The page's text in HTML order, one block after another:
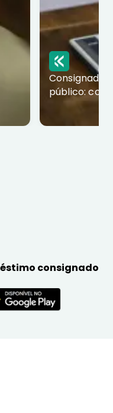
Consignado
público:
consignado